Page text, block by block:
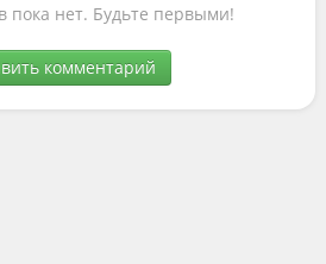
пока нет. Будьте первыми!
комментарий